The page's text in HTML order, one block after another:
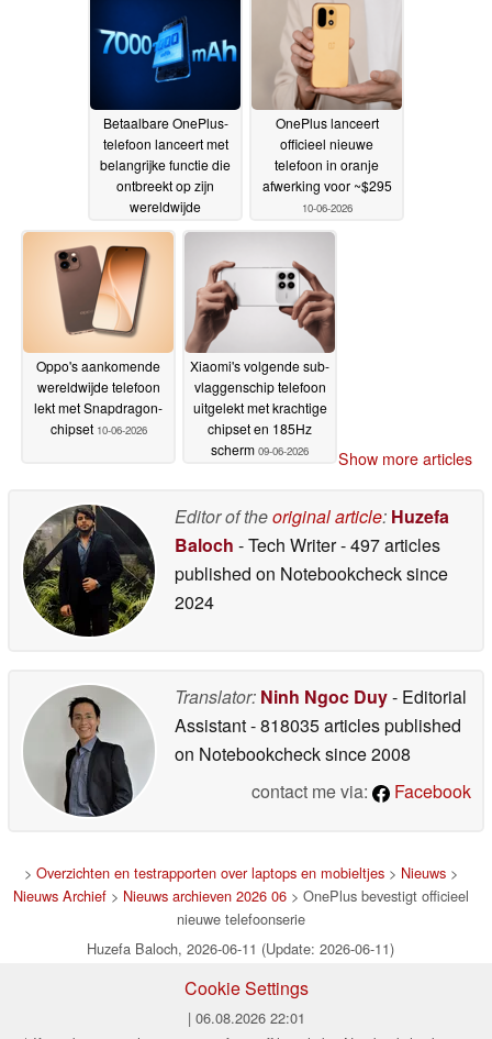
Betaalbare OnePlus-
telefoon lanceert met
belangrijke functie die
ontbreekt op zijn
wereldwijde
10-06-2026
OnePlus lanceert
officieel nieuwe
telefoon in oranje
afwerking voor ~$295
10-06-2026
Oppo's aankomende
wereldwijde telefoon
lekt met Snapdragon-
chipset 10-06-2026
Xiaomi's volgende sub-
vlaggenschip telefoon
uitgelekt met krachtige
chipset en 185Hz
scherm 09-06-2026 Show more articles
Editor of theoriginal article: Huzefa
Baloch - Tech Writer- 497 articles
published on Notebookchecksince
2024
Translator: Ninh Ngoc Duy- Editorial
Assistant- 818035 articles published
on Notebookchecksince 2008
contact me via:
Facebook
> Overzichten en testrapporten over laptops en mobieltjes> Nieuws>
Nieuws Archief> Nieuws archieven 2026 06> OnePlus bevestigt officieel
nieuwe telefoonserie
Huzefa Baloch, 2026-06-11 (Update: 2026-06-11)
Cookie Settings
| 06.08.2026 22:01